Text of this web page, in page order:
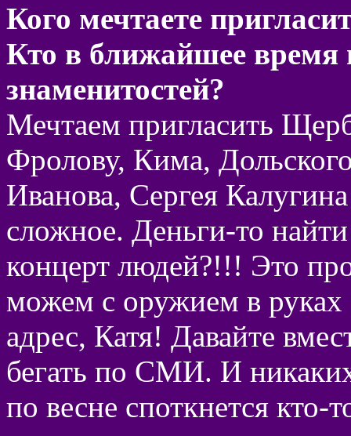
Кого мечтаете
Кто в ближайшее время
знаменитостей?
Мечтаем пригласить
Фролову, Кима,
Иванова, Сергея
сложное. Деньги-то
концерт людей?!!! Это
можем с оружием в руках
адрес, Катя! Давайте
бегать по СМИ. И
по весне споткнется кто-